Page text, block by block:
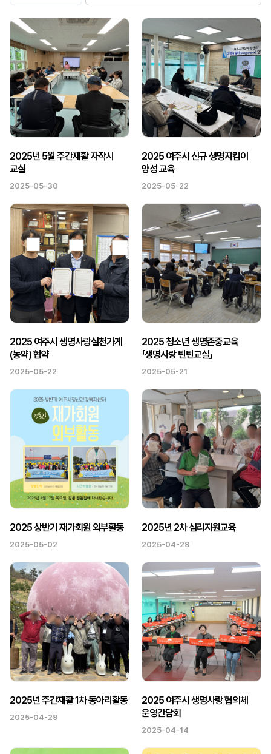
2025년 5월 주간재활 자작시
교실
2025-05-30
2025 여주시 신규 생명지킴이
양성 교육
2025-05-22
2025 여주시 생명사랑실천가게
(농약) 협약
2025-05-22
2025 청소년 생명존중교육
「생명사랑 틴틴교실」
2025-05-21
2025 상반기 재가회원 외부활동
2025-05-02
2025년 2차 심리지원교육
2025-04-29
2025년 주간재활 1차 동아리활동
2025-04-29
2025 여주시 생명사랑 협의체
운영간담회
2025-04-14